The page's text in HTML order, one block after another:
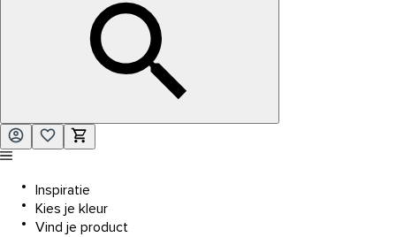
Inspiratie
Kies je kleur
Vind je product